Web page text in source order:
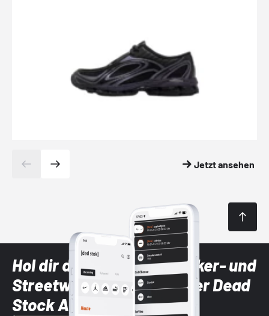
Jetzt ansehen
Hol dir die neuesten Sneaker- und
Streetwear-Brands mit der Dead
Stock App